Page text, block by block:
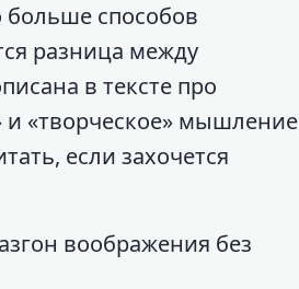
больше способов
разница между
в тексте про
и «творческое» мышление
если захочется
воображения без